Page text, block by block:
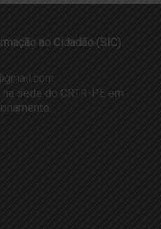
ao Cidadão (SIC)
sede do CRTR-PE em